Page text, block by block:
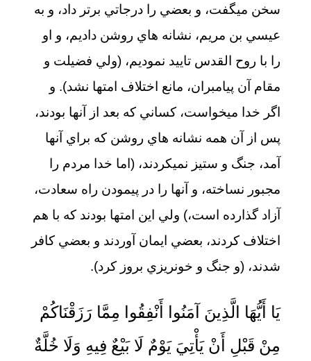
سخن مي‏گفت، و بعضي را درجاتي برتر داد، و به
عيسي بن مريم، نشانه‏ هاي روشن داديم، و او
را با روح القدس تاييد نموديم، (ولي فضيلت و
مقام آن پيامبران، مانع اختلاف امتها نشد). و
اگر خدا مي‏خواست، كساني كه بعد از آنها بودند،
پس از آن همه نشانه‏ هاي روشن كه براي آنها
آمد، جنگ و ستيز نمي‏كردند، (اما خدا مردم را
مجبور نساخته، و آنها را در پيمودن راه سعادت،
آزاد گذارده است،) ولي اين امتها بودند كه با هم
اختلاف كردند، بعضي ايمان آوردند و بعضي كافر
شدند، (و جنگ و خونريزي بروز كرد).
يَا أَيُّهَا الَّذِينَ آمَنُوا أَنْفِقُوا مِمَّا رَزَقْنَاكُمْ
مِنْ قَبْلِ أَنْ يَأْتِيَ يَوْمٌ لَا بَيْعٌ فِيهِ وَلَا خُلَّةٌ